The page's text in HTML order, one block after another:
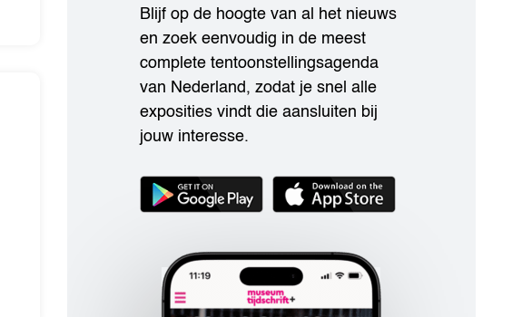
Blijf op de hoogte van al het nieuws
en zoek eenvoudig in de meest
complete tentoonstellingsagenda
van Nederland, zodat je snel alle
exposities vindt die aansluiten bij
jouw interesse.